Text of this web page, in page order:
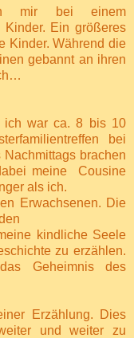
mir bei einem
Kinder. Ein größeres
Kinder. Während die
gebannt an ihren
ich war ca. 8 bis 10
bei
brachen
meine Cousine
als ich.
Erwachsenen. Die
kindliche Seele
zu erzählen.
Geheimnis des
Erzählung. Dies
und weiter zu